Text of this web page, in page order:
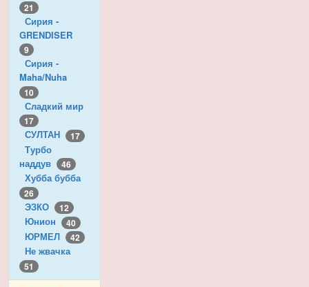
21
Сирия -
GRENDISER
9
Сирия -
Maha/Nuha
10
Сладкий мир
17
СУЛТАН 17
Турбо
наддув
46
Хубба бубба
26
ЭЗКО 12
Юнион 40
ЮРМЕЛ 42
Не жвачка
51